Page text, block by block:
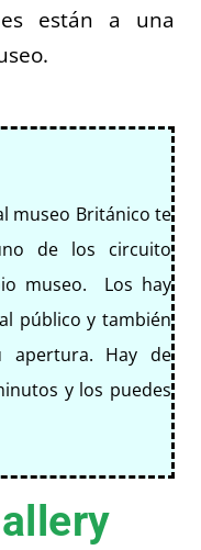
están a una
museo Británico te
de los circuito
museo. Los hay
público y también
Hay de
y los puedes